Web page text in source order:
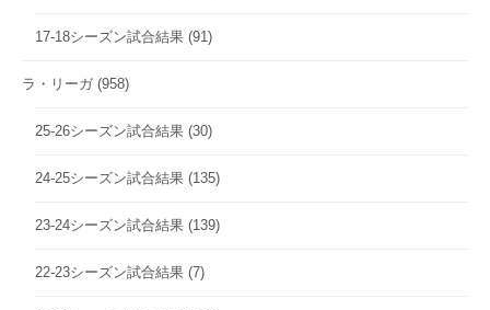
17-18シーズン試合結果 (91)
ラ・リーガ (958)
25-26シーズン試合結果 (30)
24-25シーズン試合結果 (135)
23-24シーズン試合結果 (139)
22-23シーズン試合結果 (7)